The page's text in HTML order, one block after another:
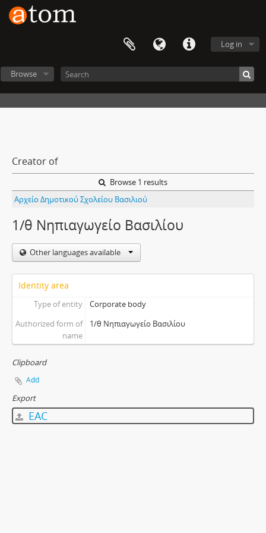
Log in
Browse
Creator of
Browse 1 results
Αρχείο Δημοτικού Σχολείου Βασιλιού
1/θ Νηπιαγωγείο Βασιλίου
Other languages available
Identity area
Type of entity
Corporate body
Authorized form of
name
1/θ Νηπιαγωγείο Βασιλίου
Clipboard
Add
Export
EAC